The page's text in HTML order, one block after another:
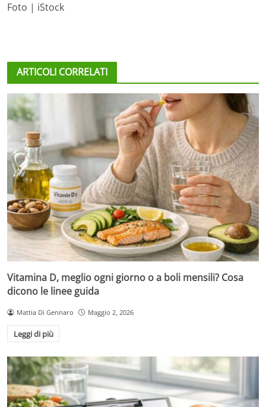
Foto | iStock
ARTICOLI CORRELATI
Vitamina D, meglio ogni giorno o a boli mensili? Cosa
dicono le linee guida
Mattia Di Gennaro Maggio 2, 2026
Leggi di più